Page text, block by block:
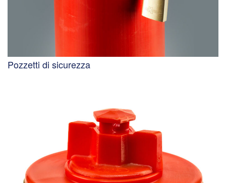
Pozzetti di sicurezza